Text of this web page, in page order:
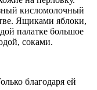
кисломолочный
Ящиками яблоки,
палатке большое
соками.
благодаря ей